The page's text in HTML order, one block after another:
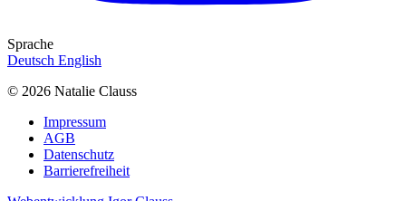
Sprache
Deutsch English
© 2026 Natalie Clauss
Impressum
AGB
Datenschutz
Barrierefreiheit